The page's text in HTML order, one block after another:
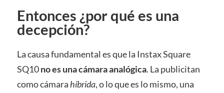
Entonces ¿por qué es una
decepción?
La causa fundamental es que la Instax Square
SQ10no es una cámara analógica. La publicitan
como cámara híbrida, o lo que es lo mismo, una